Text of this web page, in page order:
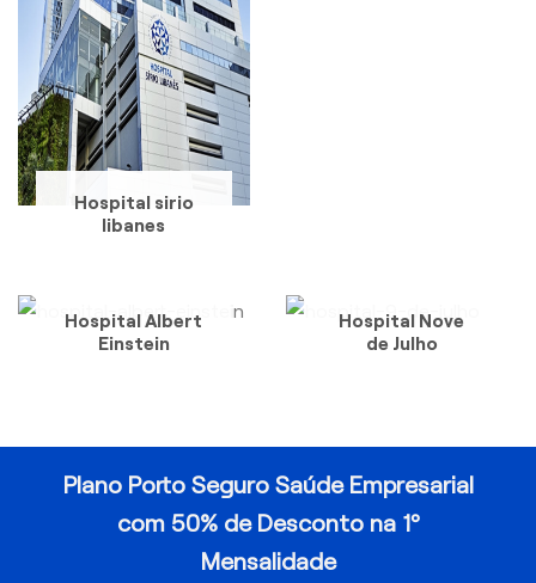
Hospital sirio
libanes
Hospital Albert
Einstein
Hospital Nove
de Julho
Plano Porto Seguro Saúde Empresarial
com 50% de Desconto na 1º
Mensalidade